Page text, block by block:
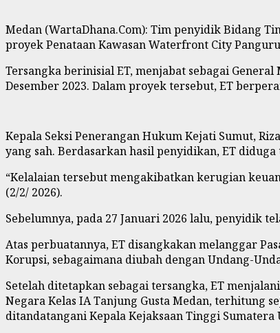
Medan (WartaDhana.Com): Tim penyidik Bidang
proyek Penataan Kawasan Waterfront City
Tersangka berinisial ET, menjabat sebagai
Desember 2023. Dalam proyek tersebut, ET
Kepala Seksi Penerangan Hukum Kejati Sumut,
yang sah. Berdasarkan hasil penyidikan, ET
“Kelalaian tersebut mengakibatkan kerugian
(2/2/ 2026).
Sebelumnya, pada 27 Januari 2026 lalu, penyidik
Atas perbuatannya, ET disangkakan melanggar
Korupsi, sebagaimana diubah dengan Undang-
Setelah ditetapkan sebagai tersangka, ET
Negara Kelas IA Tanjung Gusta Medan, terhitung
ditandatangani Kepala Kejaksaan Tinggi Sumatera